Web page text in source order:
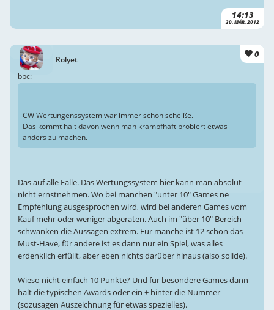
14:13
20. MÄR. 2012
Rolyet
0
bpc:
CW Wertungenssystem war immer schon scheiße.
Das kommt halt davon wenn man krampfhaft probiert etwas
anders zu machen.
Das auf alle Fälle. Das Wertungssystem hier kann man absolut
nicht ernstnehmen. Wo bei manchen "unter 10" Games ne
Empfehlung ausgesprochen wird, wird bei anderen Games vom
Kauf mehr oder weniger abgeraten. Auch im "über 10" Bereich
schwanken die Aussagen extrem. Für manche ist 12 schon das
Must-Have, für andere ist es dann nur ein Spiel, was alles
erdenklich erfüllt, aber eben nichts darüber hinaus (also solide).
Wieso nicht einfach 10 Punkte? Und für besondere Games dann
halt die typischen Awards oder ein + hinter die Nummer
(sozusagen Auszeichnung für etwas spezielles).